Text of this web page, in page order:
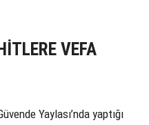
VEFA
Yaylası’nda yaptığı